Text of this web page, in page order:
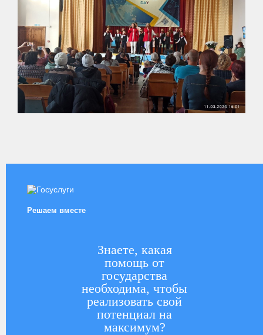
Решаем вместе
Знаете, какая
помощь от
государства
необходима, чтобы
реализовать свой
потенциал на
максимум?